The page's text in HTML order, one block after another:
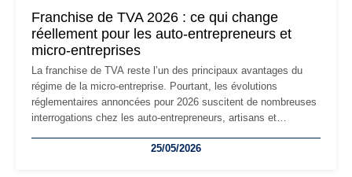
Franchise de TVA 2026 : ce qui change
réellement pour les auto-entrepreneurs et
micro-entreprises
La franchise de TVA reste l’un des principaux avantages du
régime de la micro-entreprise. Pourtant, les évolutions
réglementaires annoncées pour 2026 suscitent de nombreuses
interrogations chez les auto-entrepreneurs, artisans et
facturation ou risque de bascule vers la TVA : les règles
25/05/2026